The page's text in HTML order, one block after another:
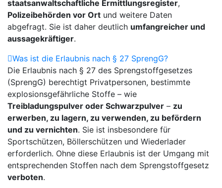
staatsanwaltschaftliche Ermittlungsregister,
Polizeibehörden vor Ort und weitere Daten
abgefragt. Sie ist daher deutlich umfangreicher und
aussagekräftiger.
Was ist die Erlaubnis nach § 27 SprengG?
Die Erlaubnis nach § 27 des Sprengstoffgesetzes
(SprengG) berechtigt Privatpersonen, bestimmte
explosionsgefährliche Stoffe – wie
Treibladungspulver oder Schwarzpulver – zu
erwerben, zu lagern, zu verwenden, zu befördern
und zu vernichten. Sie ist insbesondere für
Sportschützen, Böllerschützen und Wiederlader
erforderlich. Ohne diese Erlaubnis ist der Umgang mit
entsprechenden Stoffen nach dem Sprengstoffgesetz
verboten.